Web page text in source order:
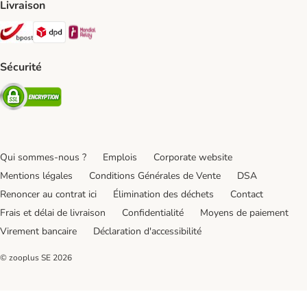
Livraison
Bpost Shipping Method
DPD Shipping Method
Sécurité
Security
Qui sommes-nous ? Emplois
Corporate website
Mentions légales
Conditions Générales de Vente
DSA
Renoncer au contrat ici
Élimination des déchets
Contact
Frais et délai de livraison
Confidentialité
Moyens de paiement
Virement bancaire
Déclaration d'accessibilité
© zooplus SE 2026